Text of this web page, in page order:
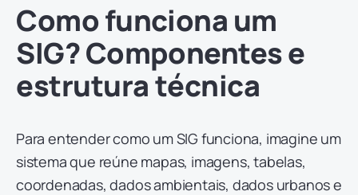
Como funciona um
SIG? Componentes e
estrutura técnica
Para entender como um SIG funciona, imagine um
sistema que reúne mapas, imagens, tabelas,
coordenadas, dados ambientais, dados urbanos e